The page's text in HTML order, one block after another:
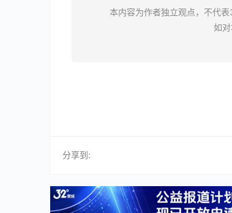
本内容为作者独立观点，不代
如
分享到: